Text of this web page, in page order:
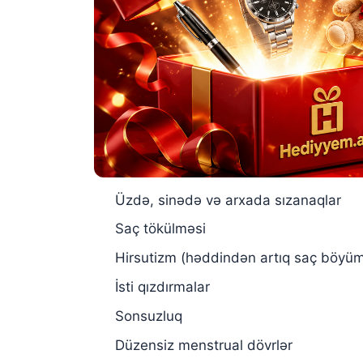
Üzdə, sinədə və arxada sızanaqlar
Saç tökülməsi
Hirsutizm (həddindən artıq saç
İsti qızdırmalar
Sonsuzluq
Düzensiz menstrual dövrlər